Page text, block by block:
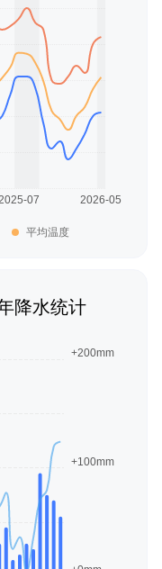
平均温度
降水统计